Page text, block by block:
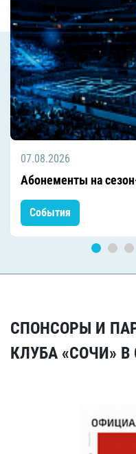
07.08.2026
Абонементы на
События
СПОНСОРЫ И
КЛУБА «СОЧИ» В